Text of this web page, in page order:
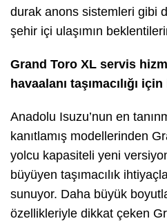
durak anons sistemleri gibi
şehir içi ulaşımın
Grand Toro XL servis
havaalanı taşımacılığı
Anadolu Isuzu’nun en
kanıtlamış modellerinden
yolcu kapasiteli yeni
büyüyen taşımacılık
sunuyor. Daha büyük
özellikleriyle dikkat çeken